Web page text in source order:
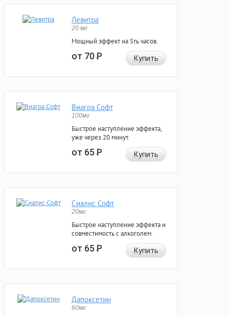
Левитра
20 мг
Мощный эффект на 5ть часов.
от 70Р Купить
Виагра Софт
100мг
Быстрое наступление эффекта,
уже через 20 минут.
от 65Р Купить
Сиалис Софт
20мг
Быстрое наступление эффекта и
совместимость с алкоголем.
от 65Р Купить
Дапоксетин
60мг